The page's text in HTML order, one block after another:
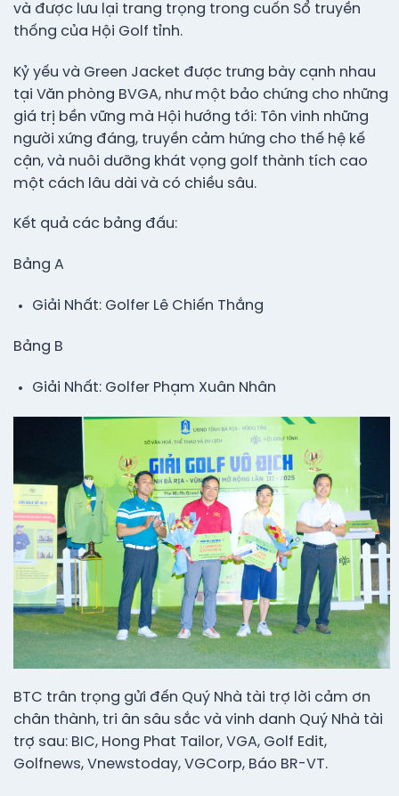
và được lưu lại trang trọng trong cuốn Sổ truyền
thống của Hội Golf tỉnh.
Kỷ yếu và Green Jacket được trưng bày cạnh nhau
tại Văn phòng BVGA, như một bảo chứng cho những
giá trị bền vững mà Hội hướng tới: Tôn vinh những
người xứng đáng, truyền cảm hứng cho thế hệ kế
cận, và nuôi dưỡng khát vọng golf thành tích cao
một cách lâu dài và có chiều sâu.
Kết quả các bảng đấu:
Bảng A
Giải Nhất: Golfer Lê Chiến Thắng
Bảng B
Giải Nhất: Golfer Phạm Xuân Nhân
BTC trân trọng gửi đến Quý Nhà tài trợ lời cảm ơn
chân thành, tri ân sâu sắc và vinh danh Quý Nhà tài
trợ sau: BIC, Hong Phat Tailor, VGA, Golf Edit,
Golfnews, Vnewstoday, VGCorp, Báo BR-VT.